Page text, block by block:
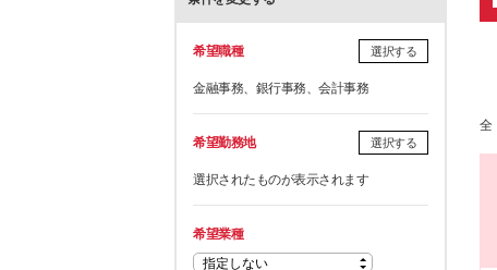
希望職種 選択する
金融事務、銀行事務、会計事務
希望勤務地 選択する
選択されたものが表示されます
希望業種